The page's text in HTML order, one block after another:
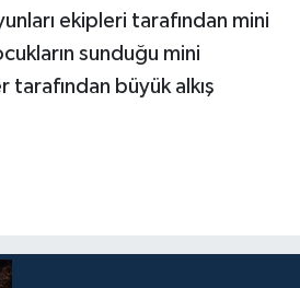
ekipleri tarafından mini
sunduğu mini
tarafından büyük alkış